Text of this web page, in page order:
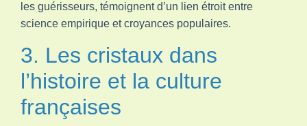
les guérisseurs, témoignent d’un lien étroit entre
science empirique et croyances populaires.
3. Les cristaux dans
l’histoire et la culture
françaises